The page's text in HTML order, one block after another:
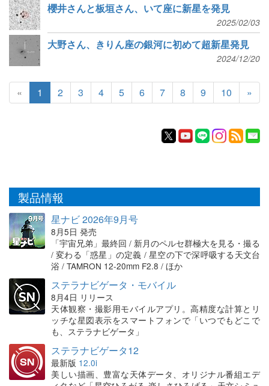
櫻井さんと板垣さん、いて座に新星を発見
2025/02/03
大野さん、きりん座の銀河に初めて超新星発見
2024/12/20
« 1 2 3 4 5 6 7 8 9 10 »
製品情報
星ナビ 2026年9月号
8月5日 発売
「宇宙兄弟」最終回 / 新月のペルセ群極大を見る・撮る
/ 変わる「惑星」の定義 / 星空の下で深呼吸する天文台
浴 / TAMRON 12-20mm F2.8 / ほか
ステラナビゲータ・モバイル
8月4日 リリース
天体観察・撮影用モバイルアプリ。高精度な計算とリ
ッチな星図表示をスマートフォンで「いつでもどこで
も、ステラナビゲータ」
ステラナビゲータ12
最新版 12.0i
美しい描画、豊富な天体データ、オリジナル番組エデ